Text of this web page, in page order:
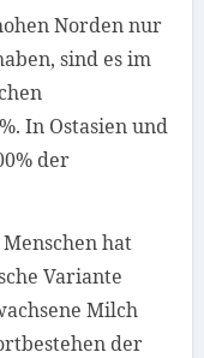
Norden nur
sind es im
In Ostasien und
der
hat
Variante
Milch
der